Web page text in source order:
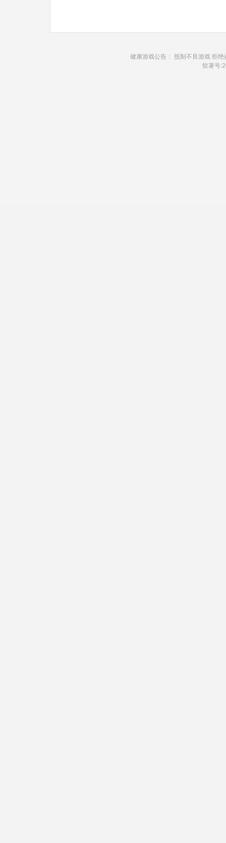
健康游戏公告： 抵制不良游戏 拒
软著号